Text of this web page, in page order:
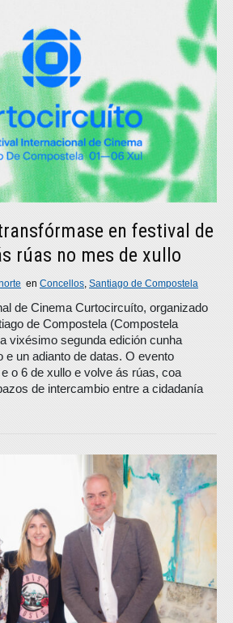
en festival de
rúas no mes de xullo
en Concellos, Santiago de Compostela
de Cinema Curtocircuíto, organizado
de Compostela (Compostela
vixésimo segunda edición cunha
e un adianto de datas. O evento
o 6 de xullo e volve ás rúas, coa
de intercambio entre a cidadanía